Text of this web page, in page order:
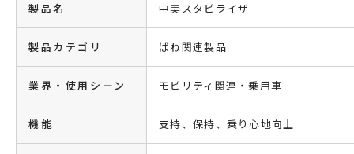
製品名 中実スタビライザ
製品カテゴリ ばね関連製品
業界・使用シーン モビリティ関連・乗用車
機能 支持、保持、乗り心地向上